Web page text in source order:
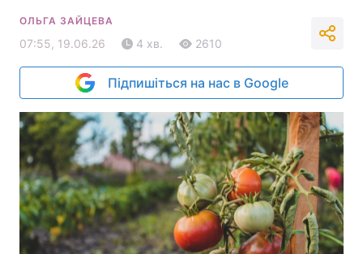
ОЛЬГА ЗАЙЦЕВА
07:55, 19.06.26 4 хв. 2610
Підпишіться на нас в Google